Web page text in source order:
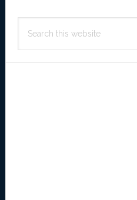
Primary
Sidebar
this